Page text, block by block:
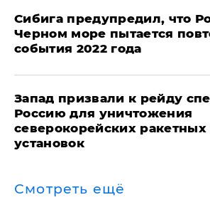
Сибига предупредил, что
Черном море пытается
события 2022 года
Запад призвали к рейду
Россию для уничтожения
северокорейских ракетных
установок
Смотреть ещё